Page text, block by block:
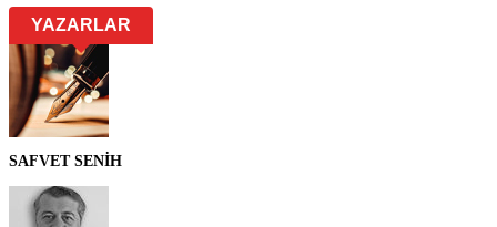
YAZARLAR
SAFVET SENİH